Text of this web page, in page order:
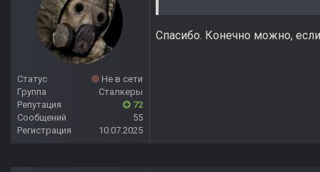
Статус
Не в сети
Группа
Сталкеры
Репутация
72
Сообщений
55
Регистрация
10.07.2025
Спасибо. Конечно можно,